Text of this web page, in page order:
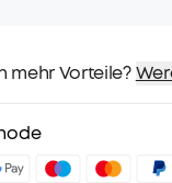
mehr Vorteile?
für ausgewähte
mit